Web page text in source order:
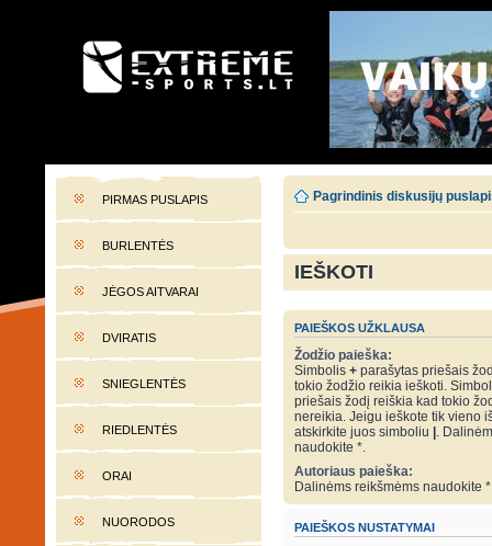
EXTREME-SPORTS.LT
PIRMAS PUSLAPIS
BURLENTĖS
JĖGOS AITVARAI
DVIRATIS
SNIEGLENTĖS
RIEDLENTĖS
ORAI
NUORODOS
Pagrindinis diskusijų
IEŠKOTI
PAIEŠKOS UŽKLAUSA
Žodžio paieška:
Simbolis + parašytas priešais
tokio žodžio reikia ieškoti.
priešais žodį reiškia kad tokio
nereikia. Jeigu ieškote tik vieno
atskirkite juos simboliu .
naudokite *.
Autoriaus paieška:
Dalinėms reikšmėms naudokite
PAIEŠKOS NUSTATYMAI